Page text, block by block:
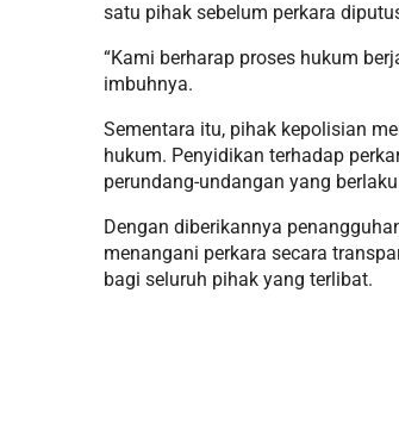
satu pihak sebelum perkara
“Kami berharap proses hukum
imbuhnya.
Sementara itu, pihak kepolisian
hukum. Penyidikan terhadap
perundang-undangan yang
Dengan diberikannya
menangani perkara secara
bagi seluruh pihak yang terlibat.